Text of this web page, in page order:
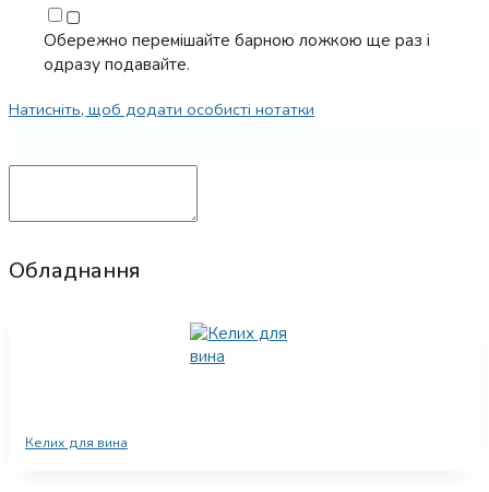
▢
Обережно перемішайте барною ложкою ще раз і
одразу подавайте.
Натисніть, щоб додати особисті нотатки
Обладнання
Келих для вина